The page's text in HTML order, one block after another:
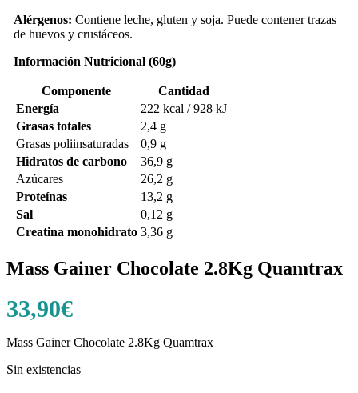
Alérgenos: Contiene leche, gluten y soja. Puede contener trazas
de huevos y crustáceos.
Información Nutricional (60g)
Componente
Cantidad
Energía
222 kcal / 928 kJ
Grasas totales
2,4 g
Grasas poliinsaturadas
0,9 g
Hidratos de carbono
36,9 g
Azúcares
26,2 g
Proteínas
13,2 g
Sal
0,12 g
Creatina monohidrato 3,36 g
Mass Gainer Chocolate 2.8Kg Quamtrax
33,90€
Mass Gainer Chocolate 2.8Kg Quamtrax
Sin existencias